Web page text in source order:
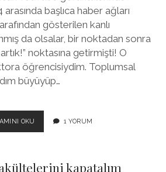
başlıca haber ağları
gösterilen kanlı
da olsalar, bir noktadan sonra
noktasına getirmişti! O
öğrencisiydim. Toplumsal
büyüyüp…
OKU GAZZE
GERÇEKLERI
GAZETECILER
1 YORUM
kapatalım